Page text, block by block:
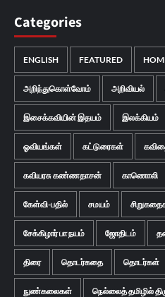
Categories
ENGLISH FEATURED
அறிந்துகொள்வோம் அறிவியல்
இசைக்கவியின் இதயம் இலக்கியம்
ஓவியங்கள் கட்டுரைகள்
கவியரசு கண்ணதாசன் காணொலி
கேள்வி-பதில் சமயம்
சேக்கிழார் பா நயம் ஜோதிடம்
திரை தொடர்கதை தொடர்கள்
நுண்கலைகள் நெல்லைத் தமிழில்